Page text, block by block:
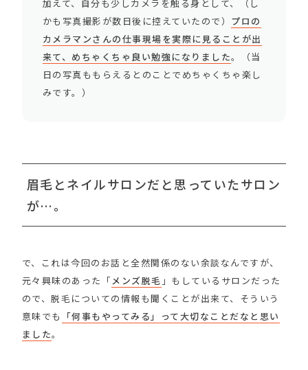
加えて、自分も少しカメラを触る身として、（し
かも写真撮影が数日後に控えていたので） プロの
カメラマンさんの仕事現場を実際に見ることが出
来て、めちゃくちゃ良い勉強になりました。（当
日の写真ももらえるとのことでめちゃくちゃ楽し
みです。）
眉毛とネイルサロンだと思っていたサロン
が…。
で、これは今回のお話と全然関係のない余談なんですが、
元々興味のあった「メンズ脱毛 」もしているサロンだった
ので、脱毛についての情報も聞くことが出来て、そういう
意味でも
「何事もやってみる」って大切なことだなと思い
ました。